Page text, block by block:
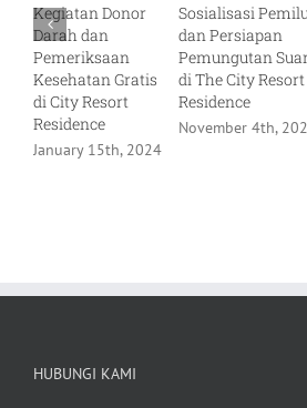
Kegiatan Donor
Darah dan
Pemeriksaan
Kesehatan Gratis
di City Resort
Residence
January 15th, 2024
Sosialisasi Pemilu
dan Persiapan
Pemungutan Suara
di The City Resort
Residence
November 4th, 2023
HUBUNGI KAMI